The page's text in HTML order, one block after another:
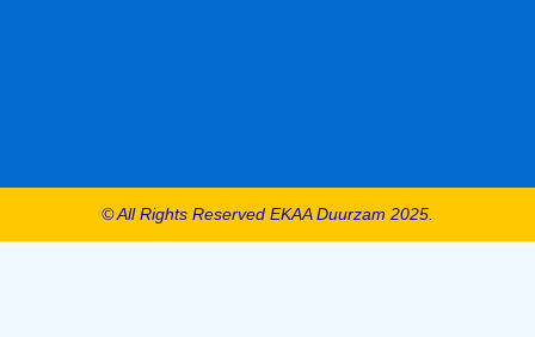
© All Rights Reserved EKAA Duurzam 2025.